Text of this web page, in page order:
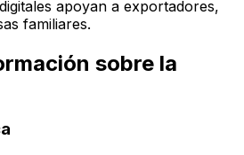
apoyan a exportadores,
familiares.
sobre la